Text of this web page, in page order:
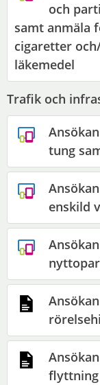
och
samt anmäla
cigaretter
läkemedel
Trafik och
tung
enskild
flyttning